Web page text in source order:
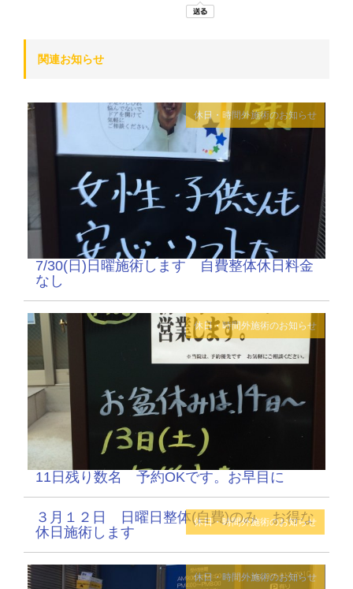
関連お知らせ
休日・時間外施術のお知らせ
7/30(日)日曜施術します 自費整体休日料金
なし
休日・時間外施術のお知らせ
11日残り数名 予約OKです。お早目に
休日・時間外施術のお知らせ
３月１２日 日曜日整体(自費)のみ お得な
休日施術します
休日・時間外施術のお知らせ